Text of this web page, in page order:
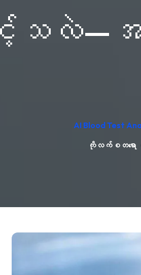
သလဲ—အ
AI Blood Test
ကိုလက်စတရော